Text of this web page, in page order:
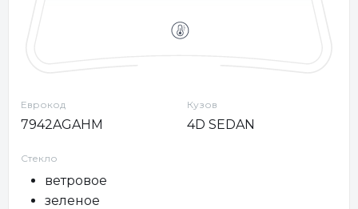
Еврокод
7942AGAHM
Кузов
4D SEDAN
Стекло
ветровое
зеленое